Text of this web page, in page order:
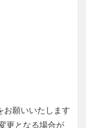
願いいたします
更となる場合が